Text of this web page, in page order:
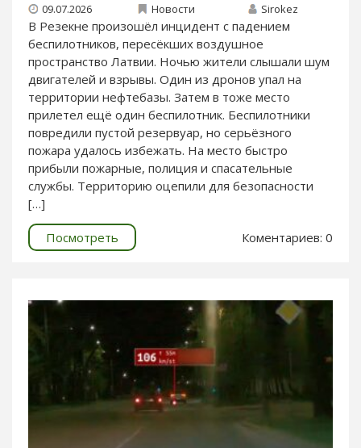
09.07.2026 Новости Sirokez
В Резекне произошёл инцидент с падением
беспилотников, пересёкших воздушное
пространство Латвии. Ночью жители слышали шум
двигателей и взрывы. Один из дронов упал на
территории нефтебазы. Затем в тоже место
прилетел ещё один беспилотник. Беспилотники
повредили пустой резервуар, но серьёзного
пожара удалось избежать. На место быстро
прибыли пожарные, полиция и спасательные
службы. Территорию оцепили для безопасности
[…]
Посмотреть Коментариев: 0